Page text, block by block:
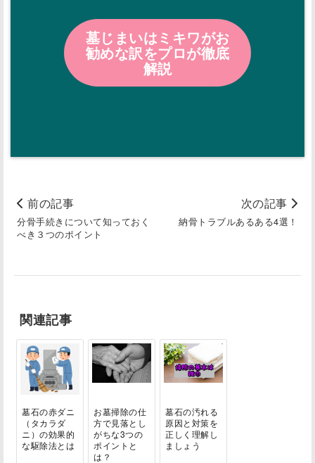
墓じまいはミキワがお
勧めな訳をプロが徹底
解説
前の記事
分骨手続きについて知っておく
べき３つのポイント
次の記事
納骨トラブルあるある4選！
関連記事
墓石の赤ダニ
（タカラダ
ニ）の効果的
な駆除法とは
お墓掃除の仕
方で見落とし
がちな3つの
ポイントと
は？
墓石の汚れる
原因と対策を
正しく理解し
ましょう